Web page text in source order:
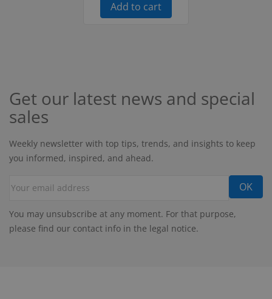
Add to cart
Get our latest news and special
sales
Weekly newsletter with top tips, trends, and insights to keep
you informed, inspired, and ahead.
You may unsubscribe at any moment. For that purpose,
please find our contact info in the legal notice.